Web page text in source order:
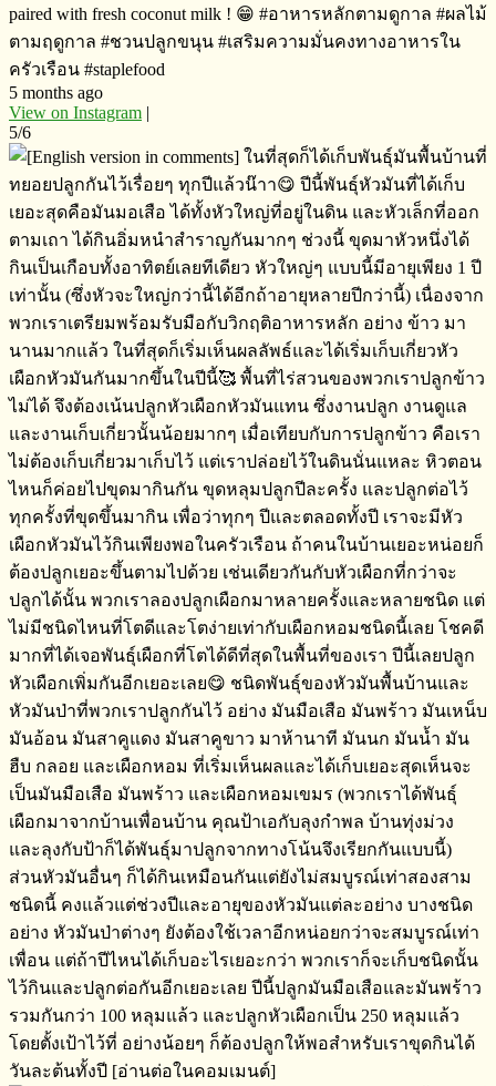
paired with fresh coconut milk ! 😁 #อาหารหลักตามดูกาล​ #ผลไม้
ตามฤดูกาล​ #ชวนปลูกขนุน​ #เสริมความมั่นคงทางอาหารใน
ครัวเรือน​ #staplefood
5 months ago
View on Instagram |
5/6